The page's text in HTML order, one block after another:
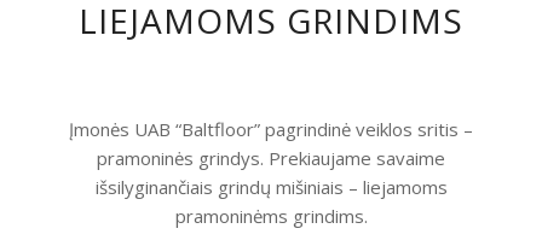
LIEJAMOMS GRINDIMS
Įmonės UAB “Baltfloor” pagrindinė veiklos sritis –
pramoninės grindys. Prekiaujame savaime
išsilyginančiais grindų mišiniais – liejamoms
pramoninėms grindims.